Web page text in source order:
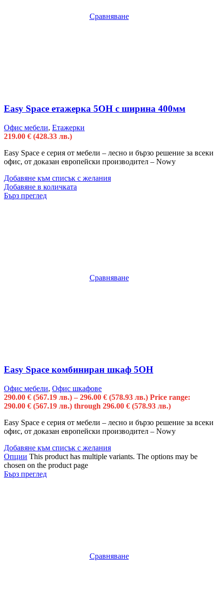
Сравняване
Easy Space етажерка 5OH с ширина 400мм
Офис мебели, Етажерки
219.00 € (428.33 лв.)
Easy Space е серия от мебели – лесно и бързо решение за всеки
офис, от доказан европейски производител – Nowy
Добавяне към списък с желания
Добавяне в количката
Бърз преглед
Сравняване
Easy Space комбиниран шкаф 5OH
Офис мебели, Офис шкафове
290.00 € (567.19 лв.) – 296.00 € (578.93 лв.) Price range:
290.00 € (567.19 лв.) through 296.00 € (578.93 лв.)
Easy Space е серия от мебели – лесно и бързо решение за всеки
офис, от доказан европейски производител – Nowy
Добавяне към списък с желания
Опции This product has multiple variants. The options may be
chosen on the product page
Бърз преглед
Сравняване